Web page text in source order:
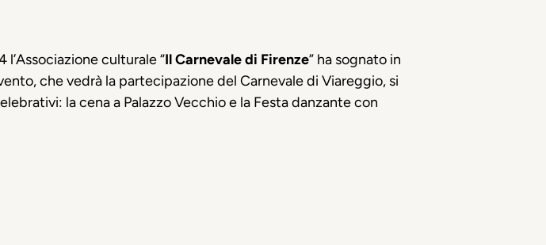
l’Associazioneculturale“Il Carnevale di Firenze” ha sognato in
,chevedra ̀ la partecipazionedel Carnevale di Viareggio, si
: lacenaa Palazzo Vecchio e la Festadanzantecon